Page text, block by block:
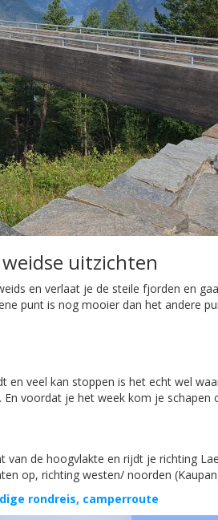
uitzichten
en verlaat je de steile fjorden en
punt is nog mooier dan het andere
en veel kan stoppen is het echt wel
voordat je het week kom je schapen
de hoogvlakte en rijdt je richting
op, richting westen/ noorden
rondreis, camperroute